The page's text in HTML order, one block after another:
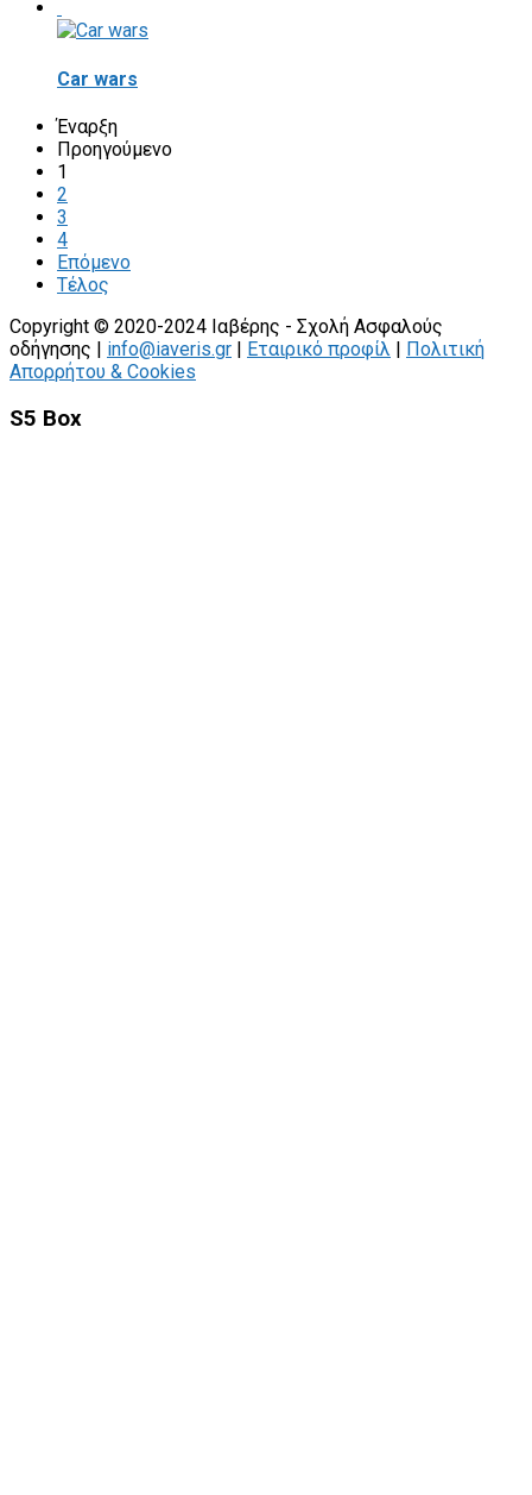
Car wars
Έναρξη
Προηγούμενο
1
2
3
4
Επόμενο
Τέλος
Copyright © 2020-2024 Ιαβέρης - Σχολή Ασφαλούς
οδήγησης | info@iaveris.gr | Εταιρικό προφίλ | Πολιτική
Απορρήτου & Cookies
S5 Box